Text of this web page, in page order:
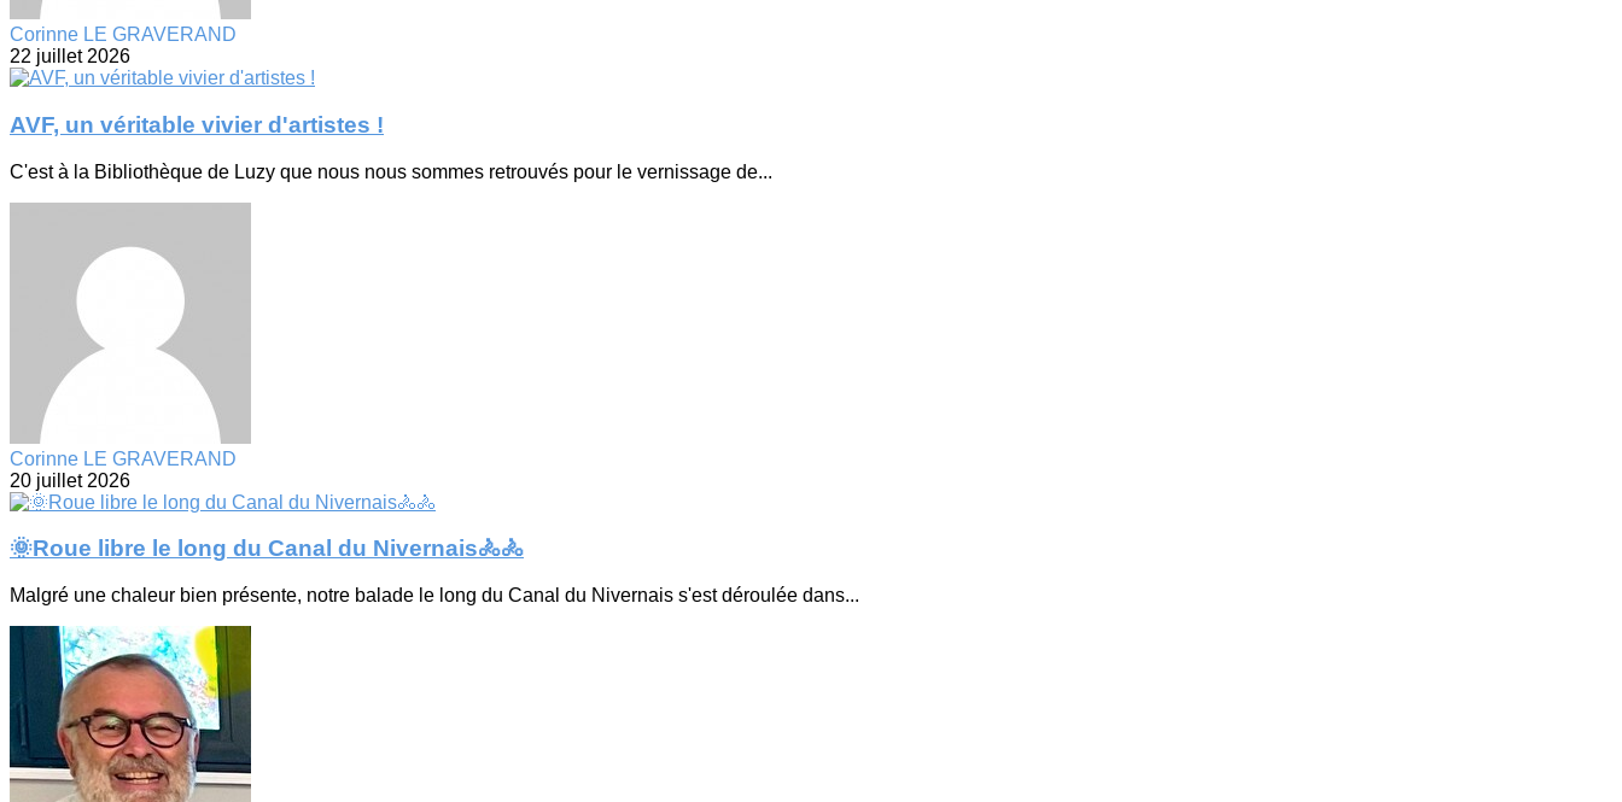
Corinne LE GRAVERAND
22 juillet 2026
AVF, un véritable vivier d'artistes !
C'est à la Bibliothèque de Luzy que nous nous sommes retrouvés pour le vernissage de...
Corinne LE GRAVERAND
20 juillet 2026
🌞Roue libre le long du Canal du Nivernais🚴🚴
Malgré une chaleur bien présente, notre balade le long du Canal du Nivernais s'est déroulée dans...